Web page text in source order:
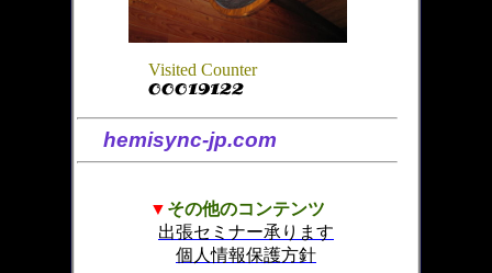
Visited Counter
hemisync-jp.com
▼ その他のコンテンツ
出張セミナー承ります
個人情報保護方針